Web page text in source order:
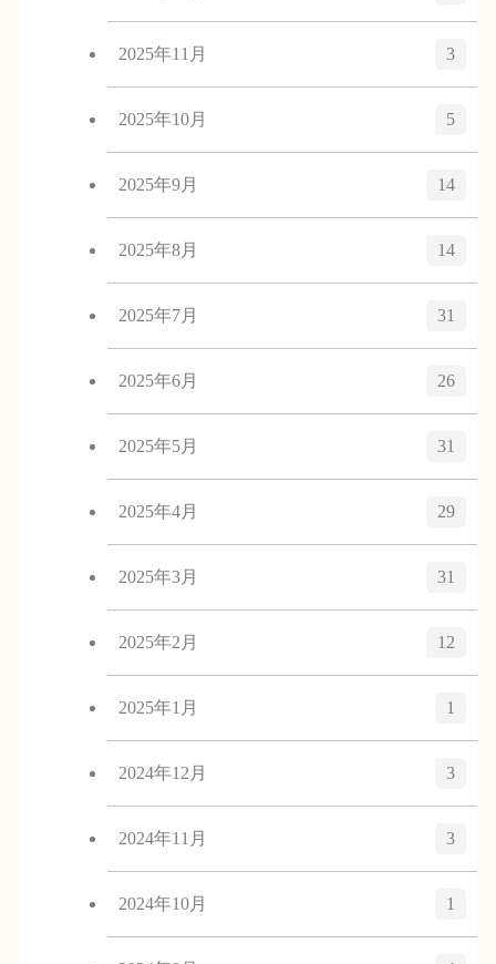
2025年11月 3
2025年10月 5
2025年9月 14
2025年8月 14
2025年7月 31
2025年6月 26
2025年5月 31
2025年4月 29
2025年3月 31
2025年2月 12
2025年1月 1
2024年12月 3
2024年11月 3
2024年10月 1